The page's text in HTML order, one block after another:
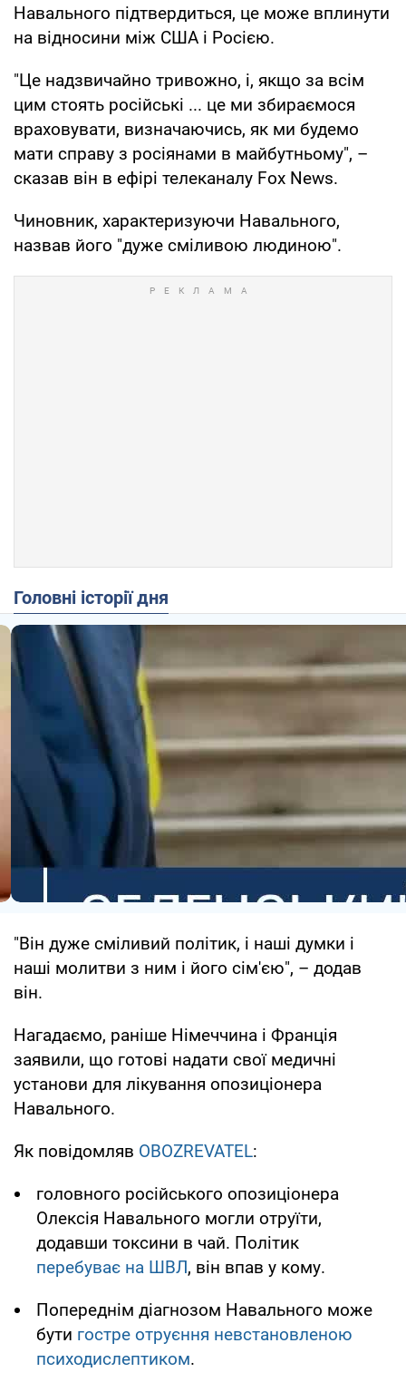
Навального підтвердиться, це може вплинути
на відносини між США і Росією.
"Це надзвичайно тривожно, і, якщо за всім
цим стоять російські ... це ми збираємося
враховувати, визначаючись, як ми будемо
мати справу з росіянами в майбутньому", –
сказав він в ефірі телеканалу Fox News.
Чиновник, характеризуючи Навального,
назвав його "дуже сміливою людиною".
Головні історії дня
"Він дуже сміливий політик, і наші думки і
наші молитви з ним і його сім'єю", – додав
він.
Нагадаємо, раніше Німеччина і Франція
заявили, що готові надати свої медичні
установи для лікування опозиціонера
Навального.
Як повідомляв OBOZREVATEL:
головного російського опозиціонера
Олексія Навального могли отруїти,
додавши токсини в чай. Політик
перебуває на ШВЛ, він впав у кому.
Попереднім діагнозом Навального може
бути гостре отруєння невстановленою
психодиcлептиком.